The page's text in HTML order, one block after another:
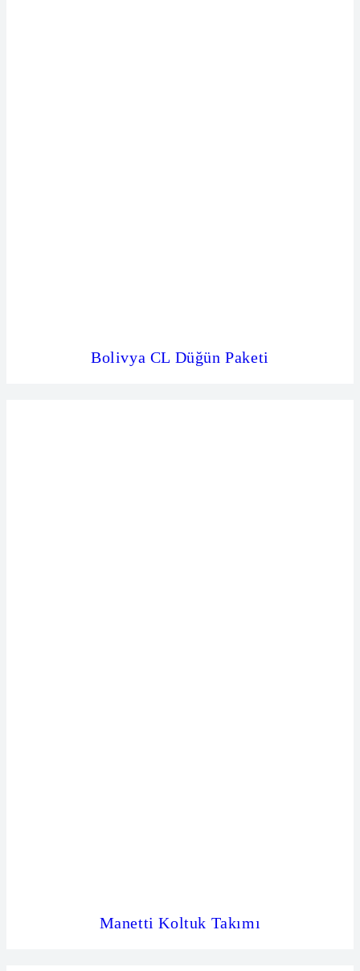
Bolivya CL Düğün Paketi
Manetti Koltuk Takımı